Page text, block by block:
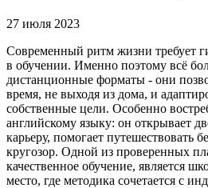
27 июля 2023
Современный ритм жизни требует
в обучении. Именно поэтому всё
дистанционные форматы - они
время, не выходя из дома, и
собственные цели. Особенно
английскому языку: он открывает
карьеру, помогает путешествовать
кругозор. Одной из проверенных
качественное обучение, является
место, где методика сочетается с